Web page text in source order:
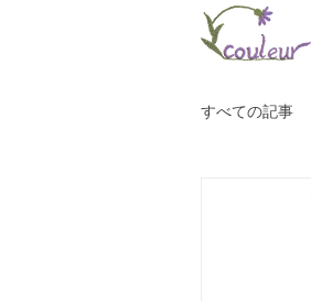
すべての記事